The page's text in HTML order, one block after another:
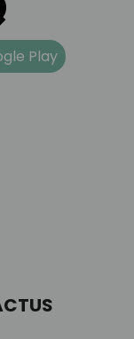
Play